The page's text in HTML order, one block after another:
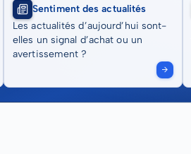
Sentiment des actualités
Les actualités d’aujourd’hui sont-
elles un signal d’achat ou un
avertissement ?